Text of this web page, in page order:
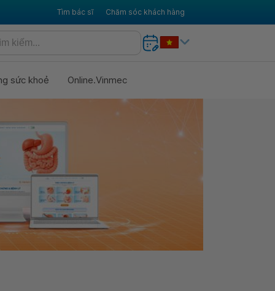
Tìm bác sĩ Chăm sóc khách hàng
sức khoẻ Online.Vinmec